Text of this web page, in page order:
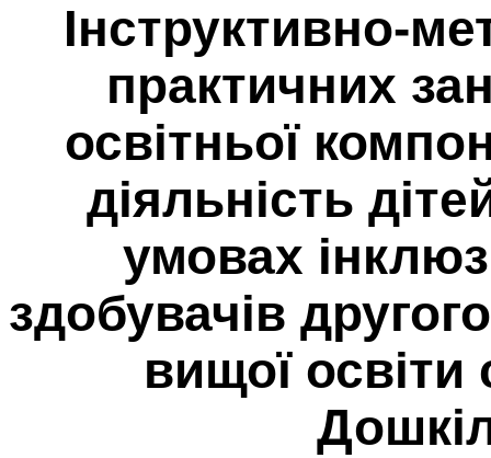
Інструктивно-
практичних
освітньої
діяльність
умовах
здобувачів
вищої освіти